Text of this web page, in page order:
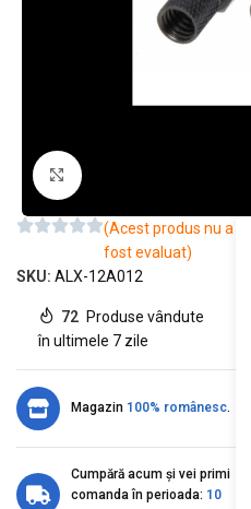
Mărește imaginea
(Acest produs nu a
fost evaluat)
SKU: ALX-12A012
72 Produse vândute
în ultimele 7 zile
Magazin 100% românesc.
Cumpără acum și vei primi
comanda în perioada: 10